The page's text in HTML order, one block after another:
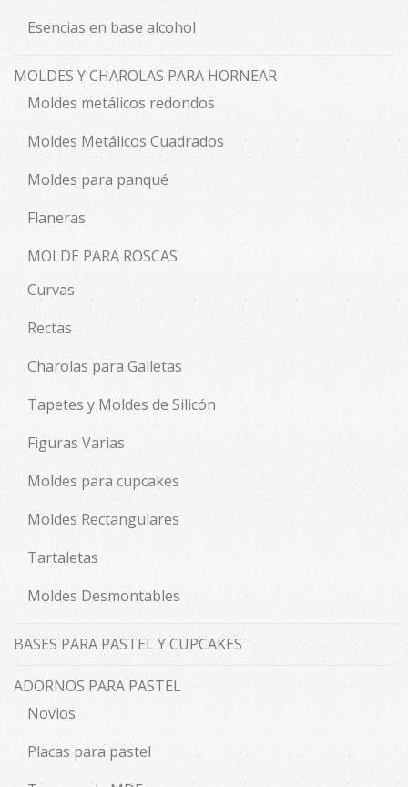
Esencias en base alcohol
MOLDES Y CHAROLAS PARA HORNEAR
Moldes metálicos redondos
Moldes Metálicos Cuadrados
Moldes para panqué
Flaneras
MOLDE PARA ROSCAS
Curvas
Rectas
Charolas para Galletas
Tapetes y Moldes de Silicón
Figuras Varias
Moldes para cupcakes
Moldes Rectangulares
Tartaletas
Moldes Desmontables
BASES PARA PASTEL Y CUPCAKES
ADORNOS PARA PASTEL
Novios
Placas para pastel